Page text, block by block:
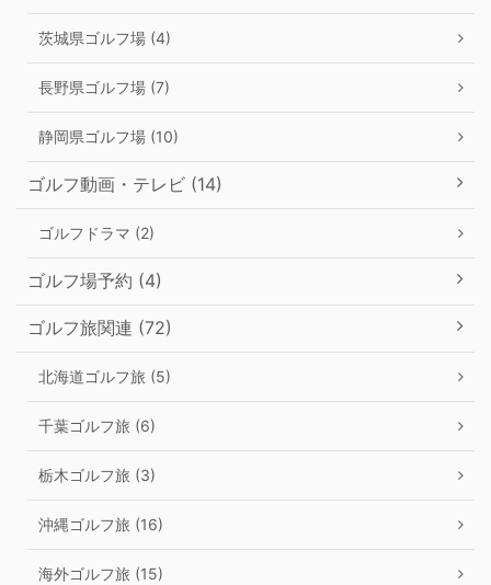
茨城県ゴルフ場 (4)
長野県ゴルフ場 (7)
静岡県ゴルフ場 (10)
ゴルフ動画・テレビ (14)
ゴルフドラマ (2)
ゴルフ場予約 (4)
ゴルフ旅関連 (72)
北海道ゴルフ旅 (5)
千葉ゴルフ旅 (6)
栃木ゴルフ旅 (3)
沖縄ゴルフ旅 (16)
海外ゴルフ旅 (15)